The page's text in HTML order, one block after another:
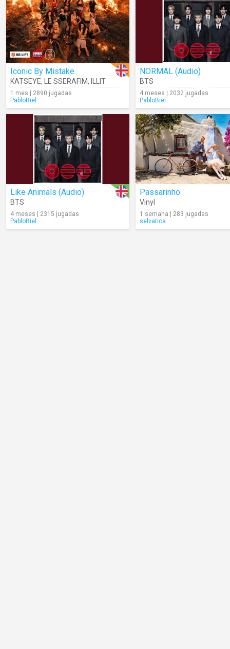
Iconic By Mistake
KATSEYE, LE SSERAFIM, ILLIT
1 mes | 2890 jugadas
PabloBiel
NORMAL (Audio)
BTS
4 meses | 2032 jugadas
PabloBiel
Like Animals (Audio)
BTS
4 meses | 2315 jugadas
PabloBiel
Passarinho
Vinyl
1 semana | 283 jugadas
selvatica